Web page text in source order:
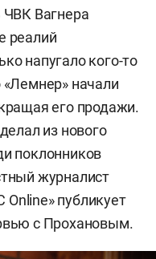
ЧВК Вагнера
реалий
напугало кого-то
начали
его продажи.
из нового
поклонников
журналист
публикует
с Прохановым.